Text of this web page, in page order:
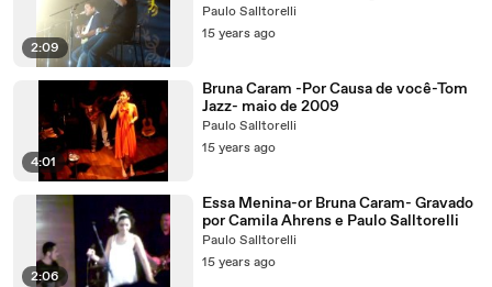
2:09
em Frente - 15 10 2009- Paulo
Salltorelli-Camila Ahrens e Renata
Capra
Paulo Salltorelli
15 years ago
4:01
Bruna Caram -Por Causa de você-Tom
Jazz- maio de 2009
Paulo Salltorelli
15 years ago
2:06
Essa Menina-or Bruna Caram- Gravado
por Camila Ahrens e Paulo Salltorelli
Paulo Salltorelli
15 years ago